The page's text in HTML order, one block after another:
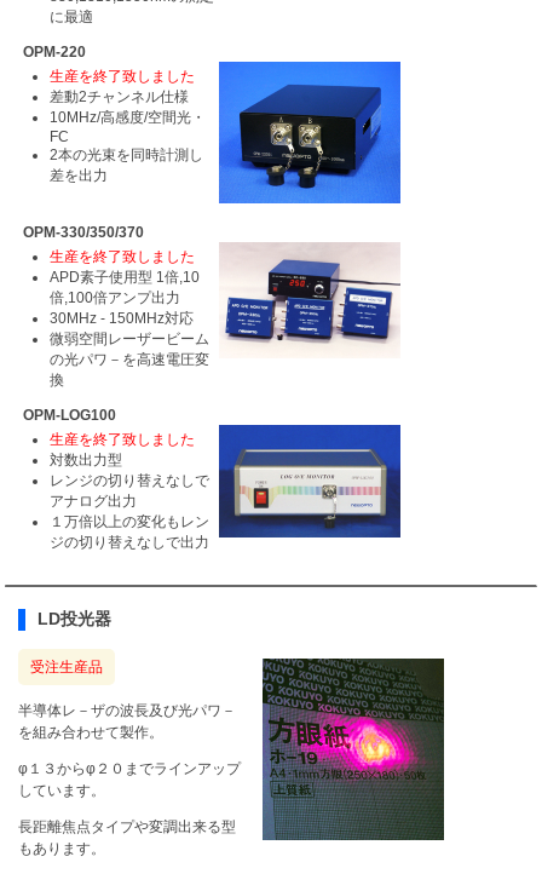
に最適
OPM-220
生産を終了致しました
差動2チャンネル仕様
10MHz/高感度/空間光・
FC
2本の光束を同時計測し
差を出力
OPM-330/350/370
生産を終了致しました
APD素子使用型 1倍,10
倍,100倍アンプ出力
30MHz - 150MHz対応
微弱空間レーザービーム
の光パワ－を高速電圧変
換
OPM-LOG100
生産を終了致しました
対数出力型
レンジの切り替えなしで
アナログ出力
１万倍以上の変化もレン
ジの切り替えなしで出力
LD投光器
受注生産品
半導体レ－ザの波長及び光パワ－
を組み合わせて製作。
φ１３からφ２０までラインアップ
しています。
長距離焦点タイプや変調出来る型
もあります。